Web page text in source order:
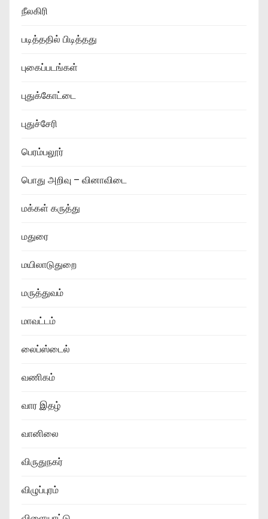
நீலகிரி
படித்ததில் பிடித்தது
புகைப்படங்கள்
புதுக்கோட்டை
புதுச்சேரி
பெரம்பலூர்
பொது அறிவு – வினாவிடை
மக்கள் கருத்து
மதுரை
மயிலாடுதுறை
மருத்துவம்
மாவட்டம்
லைப்ஸ்டைல்
வணிகம்
வார இதழ்
வானிலை
விருதுநகர்
விழுப்புரம்